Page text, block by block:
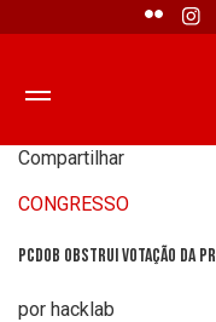
Compartilhar
CONGRESSO
PCdoB obstrui votação da
por hacklab